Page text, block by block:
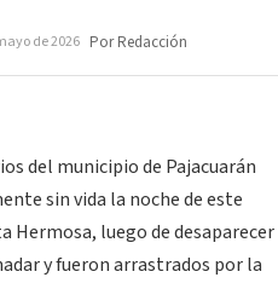
de 2026 Por Redacción
del municipio de Pajacuarán
sin vida la noche de este
Hermosa, luego de desaparecer
y fueron arrastrados por la